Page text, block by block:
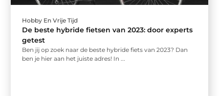
Hobby En Vrije Tijd
De beste hybride fietsen van 2023: door experts
getest
Ben jij op zoek naar de beste hybride fiets van 2023? Dan
ben je hier aan het juiste adres! In ...